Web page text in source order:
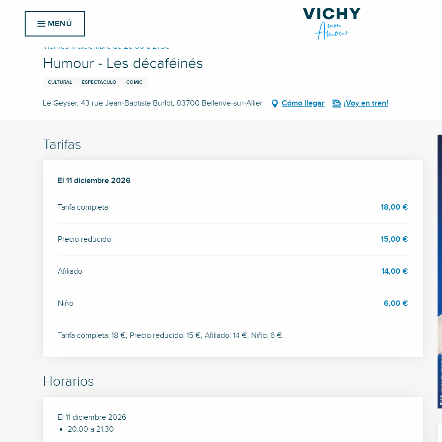
MENÚ
Inicio Humour - Les décaféinés
Viernes 11 diciembre de 20:00 a 21:30
Humour - Les décaféinés
CULTURAL ESPECTÁCULO COMIC
Le Geyser, 43 rue Jean-Baptiste Burlot, 03700 Bellerive-sur-Allier Cómo llegar ¡Voy en tren!
Tarifas
El 11 diciembre 2026
El 11 diciembre 2026
Tarifa completa 18,00 €
Precio reducido 15,00 €
Afiliado 14,00 €
Niño 6,00 €
Tarifa completa: 18 €, Precio reducido: 15 €, Afiliado: 14 €, Niño: 6 €.
Horarios
El 11 diciembre 2026
20:00 a 21:30